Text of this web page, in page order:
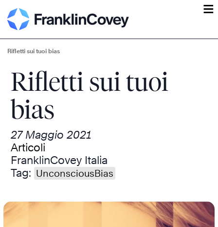
ĕ
Rifletti sui tuoi bias
Rifletti sui tuoi
bias
27 Maggio 2021
Articoli
FranklinCovey Italia
Tag: UnconsciousBias